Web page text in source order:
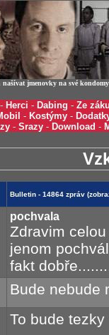
našívat jmenovky na své
Herci - Dabing - Ze
- Kostýmy -
- Srazy - Download -
Bulletin - 14864 zpráv
pochvala
Zdravim
jenom
fakt
Bude nebude
To bude tezky